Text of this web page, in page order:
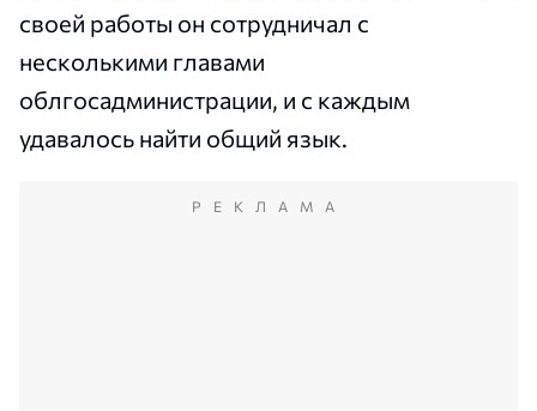
своей работы он сотрудничал с
несколькими главами
облгосадминистрации, и с каждым
удавалось найти общий язык.
РЕКЛАМА